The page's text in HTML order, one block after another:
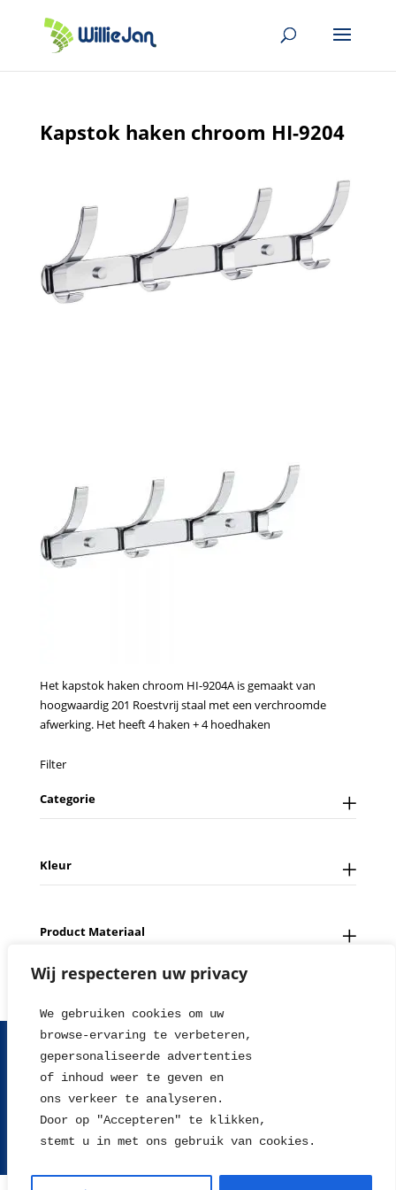
Wij respecteren uw privacy
We gebruiken cookies om uw
browse-ervaring te verbeteren,
gepersonaliseerde advertenties
of inhoud weer te geven en
ons verkeer te analyseren.
Door op "Accepteren" te klikken,
stemt u in met ons gebruik van cookies.
Kapstok haken chroom HI-9204
Het kapstok haken chroom HI-9204A is gemaakt van
hoogwaardig 201 Roestvrij staal met een verchroomde
afwerking. Het heeft 4 haken + 4 hoedhaken
Filter
Categorie
Kleur
Product Materiaal
Contact
Tips en Nieuws
Herroepingsrecht
Retour sturen
Algemene voorwaarden
Disclaimer
2004 - 2026 © WillieJan®